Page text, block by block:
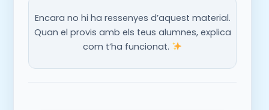
Encara no hi ha ressenyes d’aquest material.
Quan el provis amb els teus alumnes, explica
com t’ha funcionat.